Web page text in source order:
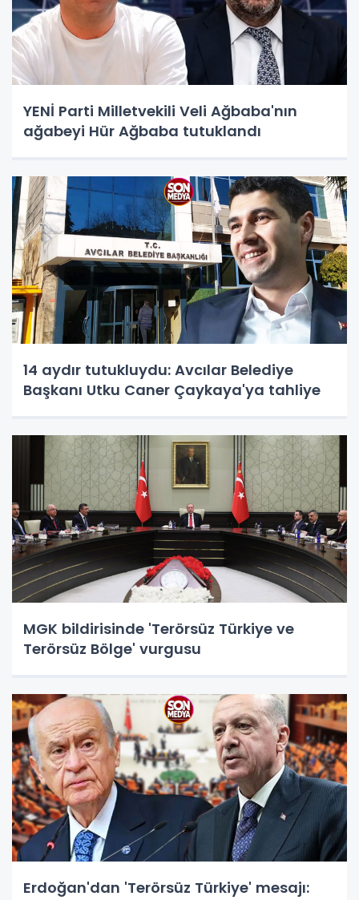
YENİ Parti Milletvekili Veli Ağbaba'nın
ağabeyi Hür Ağbaba tutuklandı
14 aydır tutukluydu: Avcılar Belediye
Başkanı Utku Caner Çaykaya'ya tahliye
MGK bildirisinde 'Terörsüz Türkiye ve
Terörsüz Bölge' vurgusu
Erdoğan'dan 'Terörsüz Türkiye' mesajı: